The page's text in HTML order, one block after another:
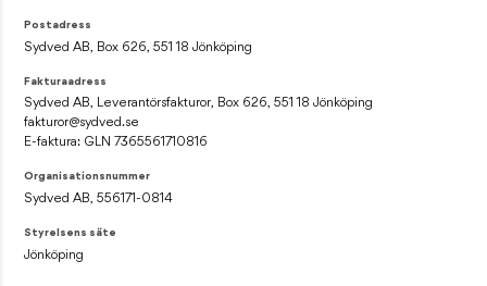
Postadress
Sydved AB, Box 626, 551 18 Jönköping
Fakturaadress
Sydved AB, Leverantörsfakturor, Box 626, 551 18 Jönköping
fakturor@sydved.se
E-faktura: GLN 7365561710816
Organisationsnummer
Sydved AB, 556171-0814
Styrelsens säte
Jönköping